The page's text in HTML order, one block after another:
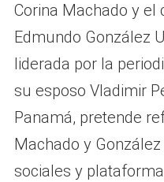
Corina Machado y el
Edmundo González
liderada por la
su esposo Vladimir
Panamá, pretende
Machado y
sociales y